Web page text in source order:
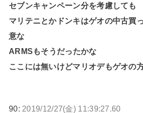
セブンキャンペーン分を考慮しても
マリテニとかドンキはゲオの中古買
意な
ARMSもそうだったかな
ここには無いけどマリオデもゲオの
90: 2019/12/27(金) 11:39:27.60